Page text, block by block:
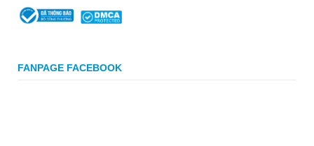
FANPAGE FACEBOOK